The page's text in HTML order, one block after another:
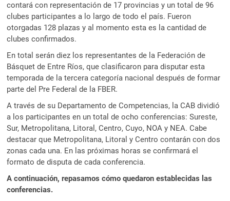
contará con representación de 17 provincias y un total de 96
clubes participantes a lo largo de todo el país. Fueron
otorgadas 128 plazas y al momento esta es la cantidad de
clubes confirmados.
En total serán diez los representantes de la Federación de
Básquet de Entre Ríos, que clasificaron para disputar esta
temporada de la tercera categoría nacional después de formar
parte del Pre Federal de la FBER.
A través de su Departamento de Competencias, la CAB dividió
a los participantes en un total de ocho conferencias: Sureste,
Sur, Metropolitana, Litoral, Centro, Cuyo, NOA y NEA. Cabe
destacar que Metropolitana, Litoral y Centro contarán con dos
zonas cada una. En las próximas horas se confirmará el
formato de disputa de cada conferencia.
A continuación, repasamos cómo quedaron establecidas las
conferencias.